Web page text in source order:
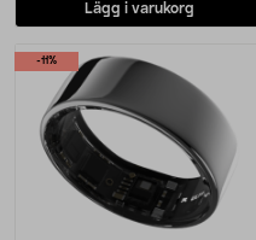
Lägg i varukorg
-11%